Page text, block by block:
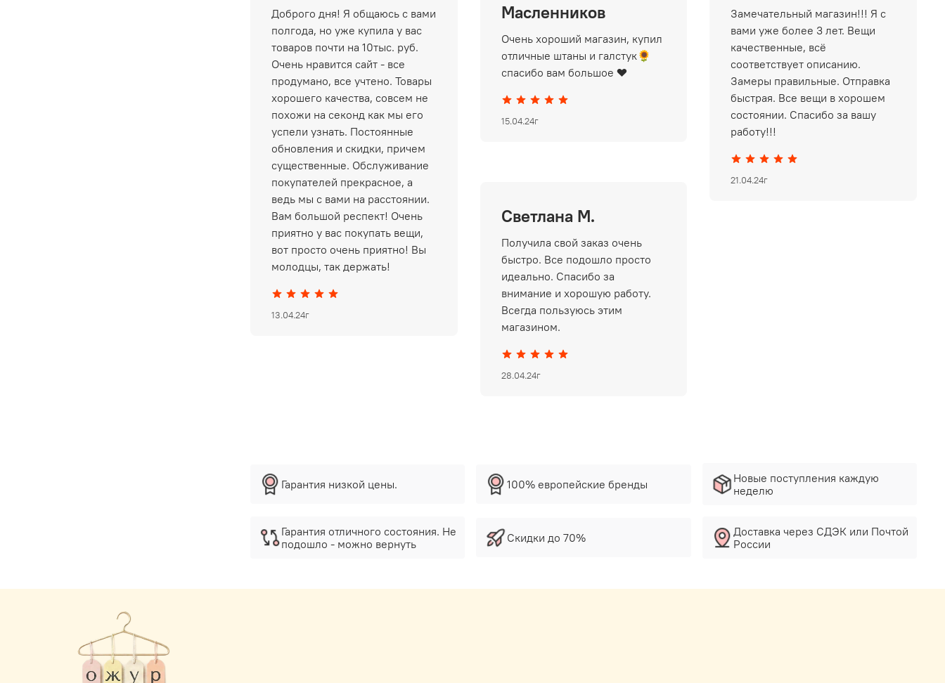
Доброго дня! Я общаюсь с вами
полгода, но уже купила у вас
товаров почти на 10тыс. руб.
Очень нравится сайт - все
продумано, все учтено. Товары
хорошего качества, совсем не
похожи на секонд как мы его
успели узнать. Постоянные
обновления и скидки, причем
существенные. Обслуживание
покупателей прекрасное, а
ведь мы с вами на расстоянии.
Вам большой респект! Очень
приятно у вас покупать вещи,
вот просто очень приятно! Вы
молодцы, так держать!
13.04.24г
Масленников
Очень хороший магазин, купил
отличные штаны и галстук🌻
спасибо вам большое ❤️
15.04.24г
Замечательный магазин!!! Я с
вами уже более 3 лет. Вещи
качественные, всё
соответствует описанию.
Замеры правильные. Отправка
быстрая. Все вещи в хорошем
состоянии. Спасибо за вашу
работу!!!
21.04.24г
Светлана М.
Получила свой заказ очень
быстро. Все подошло просто
идеально. Спасибо за
внимание и хорошую работу.
Всегда пользуюсь этим
магазином.
28.04.24г
Гарантия низкой цены.
Гарантия отличного состояния. Не
подошло - можно вернуть
100% европейские бренды
Скидки до 70%
Новые поступления каждую
неделю
Доставка через СДЭК или Почтой
России